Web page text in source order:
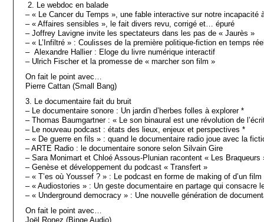
2. Le webdoc en balade
– « Le Cancer du Temps », une fable interactive sur notre incapacité
– « Affaires sensibles », le fait divers revu, corrigé et… épuré
– Joffrey Lavigne invite les spectateurs dans les pas de « Jaurès »
– « L’Infiltré » : Coulisses de la première politique-fiction en temps
– Alexandre Hallier : Eloge du livre numérique interactif
– Ulrich Fischer et la promesse de « marcher son film »
On fait le point avec…
Pierre Cattan (Small Bang)
3. Le documentaire fait du bruit
– Le documentaire sonore : Un jardin d’herbes folles à explorer *
– Thomas Baumgartner : « Le son binaural est une révolution de
– Le nouveau podcast : états des lieux, enjeux et perspectives *
– « De guerre en fils » : quand le documentaire radio joue avec la
– ARTE Radio : le documentaire sonore selon Silvain Gire
– Sara Monimart et Chloé Assous-Plunian racontent « Les Braqueurs
– Genèse et développement du podcast « Transfert »
– « T’es où Youssef ? » : Le podcast en forme de making of d’un film
– « Audiostories » : Un geste documentaire en partage qui consacre
– « Underground democracy » : Une nouvelle génération de
On fait le point avec…
Joël Ronez (Binge Audio)